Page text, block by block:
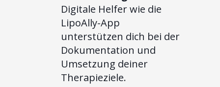
Digitale Helfer wie die
LipoAlly-App
unterstützen dich bei der
Dokumentation und
Umsetzung deiner
Therapieziele.